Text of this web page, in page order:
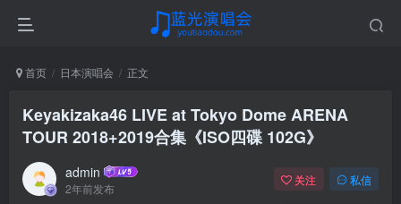
首页 日本演唱会 正文
Keyakizaka46 LIVE at Tokyo Dome ARENA
TOUR 2018+2019合集《ISO四碟 102G》
admin
2年前发布
关注 私信